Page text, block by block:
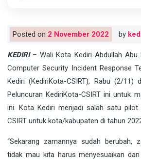
Posted on 2 November 2022 by
KEDIRI– Wali Kota Kediri Abdullah Abu
Computer Security Incident Response
Kediri (KediriKota-CSIRT), Rabu (2/11)
Peluncuran KediriKota-CSIRT ini untuk
ini. Kota Kediri menjadi salah satu pilot
CSIRT untuk kota/kabupaten di tahun
“Sekarang zamannya sudah berubah,
tidak mau kita harus menyesuaikan